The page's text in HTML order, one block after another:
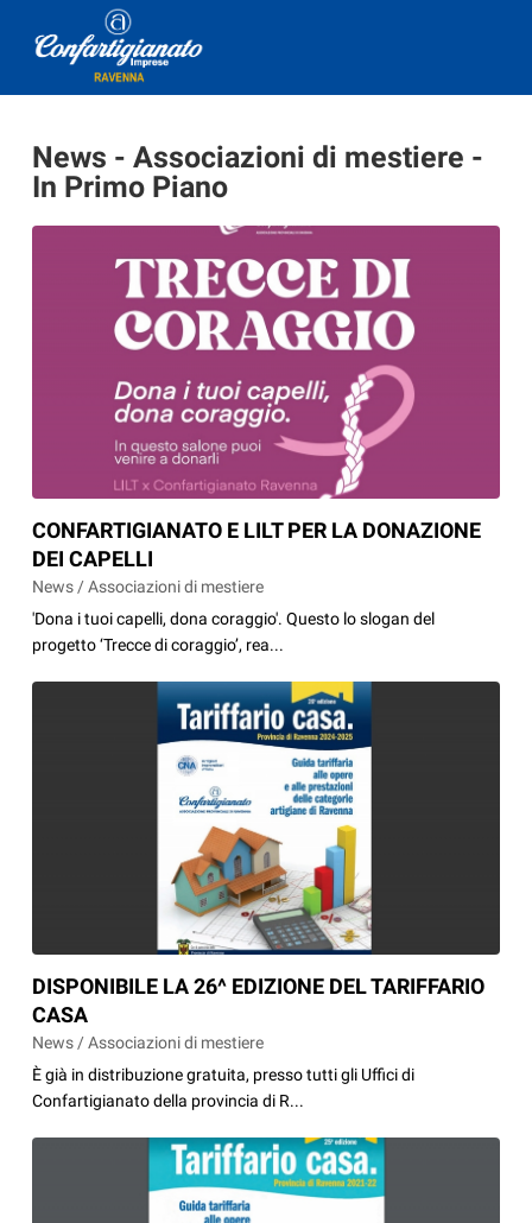
News - Associazioni di mestiere -
In Primo Piano
CONFARTIGIANATO E LILT PER LA DONAZIONE
DEI CAPELLI
News / Associazioni di mestiere
'Dona i tuoi capelli, dona coraggio'. Questo lo slogan del
progetto ‘Trecce di coraggio’, rea...
DISPONIBILE LA 26^ EDIZIONE DEL TARIFFARIO
CASA
News / Associazioni di mestiere
È già in distribuzione gratuita, presso tutti gli Uffici di
Confartigianato della provincia di R...